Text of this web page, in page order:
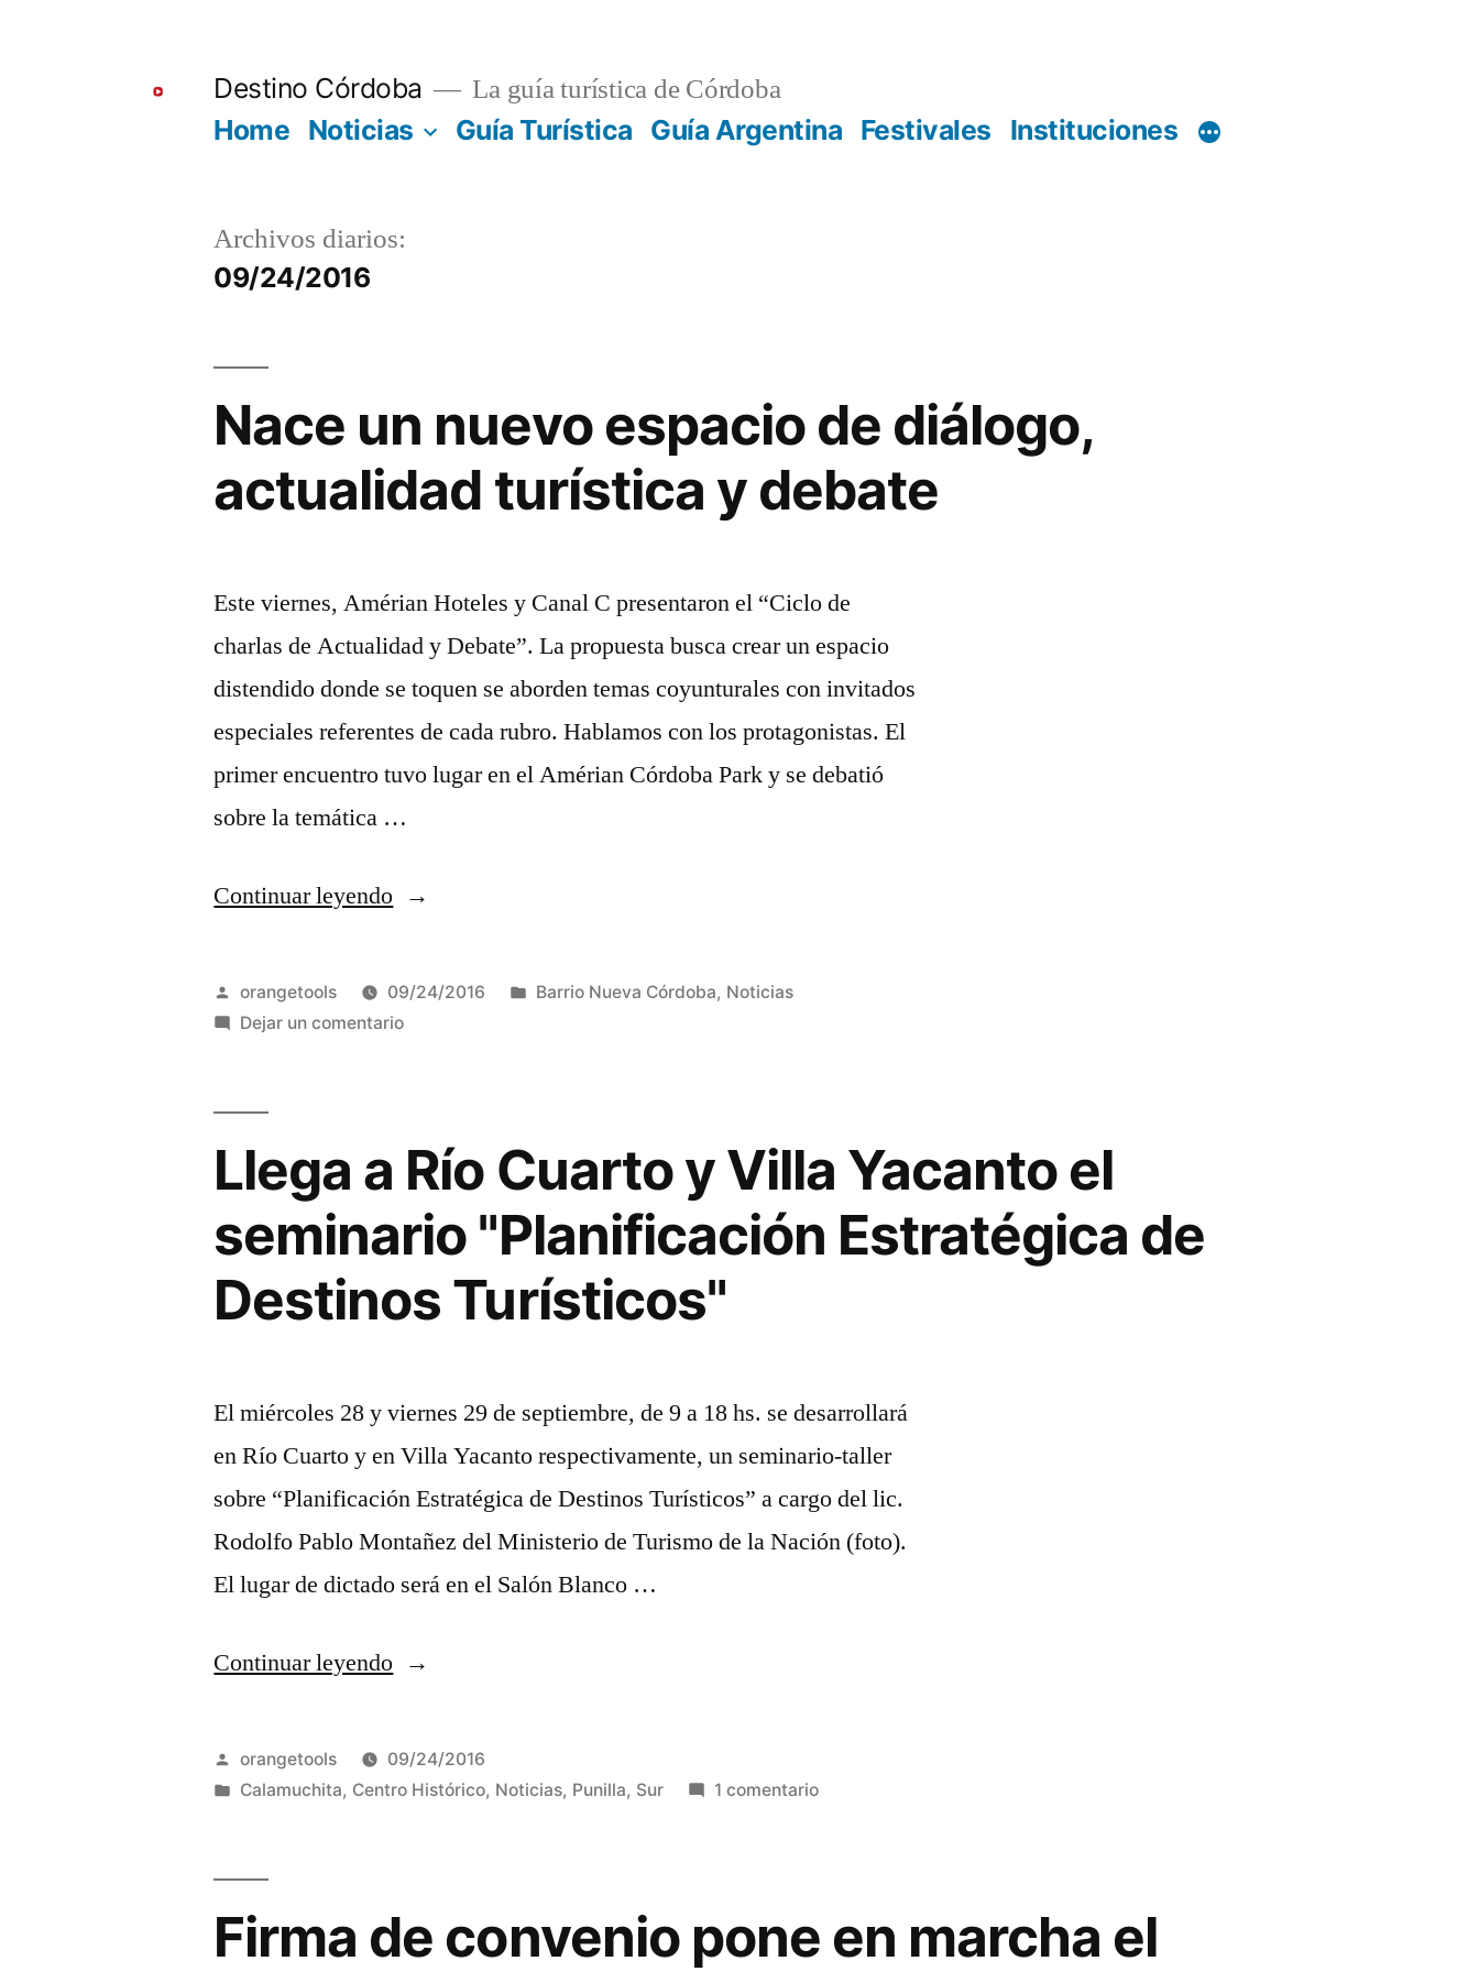
Destino Córdoba La guía turística de Córdoba
Home Noticias Guía Turística Guía Argentina Festivales Instituciones
Archivos diarios:
09/24/2016
Nace un nuevo espacio de diálogo,
actualidad turística y debate
Este viernes, Amérian Hoteles y Canal C presentaron el “Ciclo de
charlas de Actualidad y Debate”. La propuesta busca crear un espacio
distendido donde se toquen se aborden temas coyunturales con invitados
especiales referentes de cada rubro. Hablamos con los protagonistas. El
primer encuentro tuvo lugar en el Amérian Córdoba Park y se debatió
sobre la temática …
Continuar leyendo“Nace
nuevo
espacio
actualidad
turística
y
debate”
Publicado
por
orangetools 09/24/2016
Publicada
Barrio Nueva Córdoba, Noticias
Dejar un comentarioen
espacio
de
actualidad
y
Llega a Río Cuarto y Villa Yacanto el
seminario "Planificación Estratégica de
Destinos Turísticos"
El miércoles 28 y viernes 29 de septiembre, de 9 a 18 hs. se desarrollará
en Río Cuarto y en Villa Yacanto respectivamente, un seminario-taller
sobre “Planificación Estratégica de Destinos Turísticos” a cargo del lic.
Rodolfo Pablo Montañez del Ministerio de Turismo de la Nación (foto).
El lugar de dictado será en el Salón Blanco …
Continuar leyendo“Llega
Río
Cuarto
Yacanto
el
Publicado
por
orangetools
09/24/2016
Publicada
Calamuchita, Centro Histórico, Noticias, Punilla, Sur 1 comentarioen
y
Firma de convenio pone en marcha el